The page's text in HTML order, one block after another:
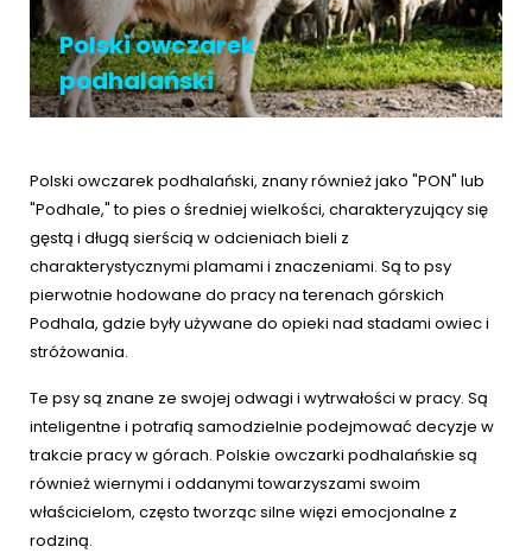
Porady żywieniowe
Przysmaki i suplementy
SZKOLENIE PSÓW
Zachowanie
Szkolenie
MAM PSA
Zrozumieć psa
Życie z psem
Szczeniak w domu
Karma
Porady żywieniowe
MAM KOTA
Zrozumieć kota
Mały kotek w domu
Życie z kotem
Szkolenie
Akcesoria dla kota
KONIE
RYBKI AKWARIOWE
OPIEKA DZIENNA
Polski owczarek
podhalański
Polski owczarek podhalański, znany również jako "PON" lub
"Podhale," to pies o średniej wielkości, charakteryzujący się
gęstą i długą sierścią w odcieniach bieli z
charakterystycznymi plamami i znaczeniami. Są to psy
pierwotnie hodowane do pracy na terenach górskich
Podhala, gdzie były używane do opieki nad stadami owiec i
stróżowania.
Te psy są znane ze swojej odwagi i wytrwałości w pracy. Są
inteligentne i potrafią samodzielnie podejmować decyzje w
trakcie pracy w górach. Polskie owczarki podhalańskie są
również wiernymi i oddanymi towarzyszami swoim
właścicielom, często tworząc silne więzi emocjonalne z
rodziną.